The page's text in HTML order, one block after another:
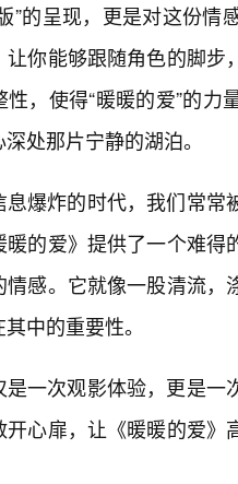
”的呈现，更是对这份
让你能够跟随角色的脚
性，使得“暖暖的爱”的
处那片宁静的湖泊。
息爆炸的时代，我们常常
暖的爱》提供了一个难
情感。它就像一股清流
中的重要性。
是一次观影体验，更是一
开心扉，让《暖暖的爱